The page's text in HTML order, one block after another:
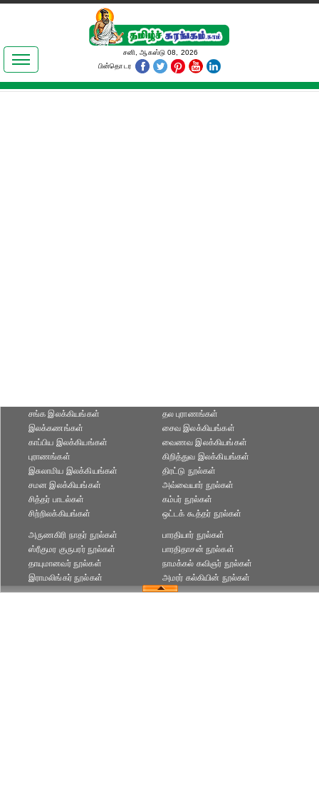
இலக்கியங்கள்
தமிழ் உலகம்
சனி, ஆகஸ்டு 08, 2026
பின்தொடர
சங்க இலக்கியங்கள்
இலக்கணங்கள்
காப்பிய இலக்கியங்கள்
புராணங்கள்
தல புராணங்கள்
சைவ இலக்கியங்கள்
வைணவ இலக்கியங்கள்
கிறித்துவ இலக்கியங்கள்
இசுலாமிய இலக்கியங்கள்
சமன இலக்கியங்கள்
சித்தர் பாடல்கள்
சிற்றிலக்கியங்கள்
திரட்டு நூல்கள்
அவ்வையார் நூல்கள்
கம்பர் நூல்கள்
ஒட்டக் கூத்தர் நூல்கள்
அருணகிரி நாதர் நூல்கள்
ஸ்ரீகுமர குருபரர் நூல்கள்
தாயுமானவர் நூல்கள்
இராமலிங்கர் நூல்கள்
பாரதியார் நூல்கள்
பாரதிதாசன் நூல்கள்
நாமக்கல் கவிஞர் நூல்கள்
அமரர் கல்கியின் நூல்கள்